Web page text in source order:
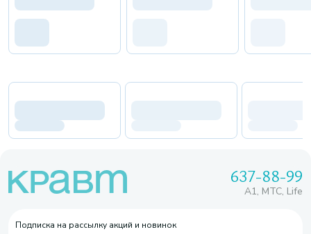
637-88-99
A1, МТС, Life
Подписка на рассылку акций и новинок